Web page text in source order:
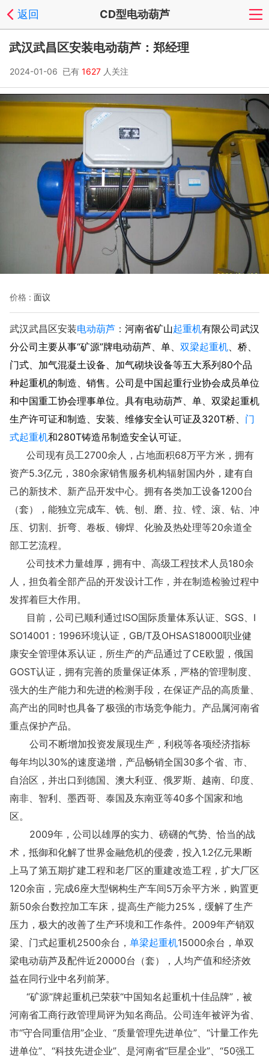
返回 CD型电动葫芦
武汉武昌区安装电动葫芦：郑经理
2024-01-06 已有 1627 人关注
价格 : 面议
武汉武昌区安装电动葫芦 ： 河南省矿山起重机有限公司武汉
分公司主要从事“矿源”牌电动葫芦、单、 双梁起重机、桥、
门式、加气混凝土设备、加气砌块设备等五大系列80个品
种起重机的制造、销售。公司是中国起重行业协会成员单位
和中国重工协会理事单位。具有电动葫芦、单、双梁起重机
生产许可证和制造、安装、维修安全认可证及320T桥、 门
式起重机和280T铸造吊制造安全认可证。
公司现有员工2700余人，占地面积68万平方米，拥有
资产5.3亿元，380余家销售服务机构辐射国内外，建有自
己的新技术、新产品开发中心。拥有各类加工设备1200台
（套），能独立完成车、铣、刨、磨、拉、镗、滚、钻、冲
压、切割、折弯、卷板、铆焊、化验及热处理等20余道全
部工艺流程。
公司技术力量雄厚，拥有中、高级工程技术人员180余
人，担负着全部产品的开发设计工作，并在制造检验过程中
发挥着巨大作用。
目前，公司已顺利通过ISO国际质量体系认证、SGS、I
SO14001：1996环境认证，GB/T及OHSAS18000职业健
康安全管理体系认证，所生产的产品通过了CE欧盟，俄国
GOST认证，拥有完善的质量保证体系，严格的管理制度、
强大的生产能力和先进的检测手段，在保证产品的高质量、
高产出的同时也具备了极强的市场竞争能力。产品属河南省
重点保护产品。
公司不断增加投资发展现生产，利税等各项经济指标
每年均以30%的速度递增，产品畅销全国30多个省、市、
自治区，并出口到德国、澳大利亚、俄罗斯、越南、印度、
南非、智利、墨西哥、泰国及东南亚等40多个国家和地
区。
2009年，公司以雄厚的实力、磅礴的气势、恰当的战
术，抵御和化解了世界金融危机的侵袭，投入1.2亿元果断
上马了第五期扩建工程和老厂区的重建改造工程，扩大厂区
120余亩，完成6座大型钢构生产车间5万余平方米，购置更
新50余台数控加工车床，提高生产能力25%，缓解了生产
压力，极大的改善了生产环境和工作条件。2009年产销双
梁、门式起重机2500余台， 单梁起重机15000余台，单双
梁电动葫芦及配件近20000台（套），人均产值和经济效
益在同行业中名列前茅。
“矿源”牌起重机已荣获“中国知名起重机十佳品牌”，被
河南省工商行政管理局评为知名商品。公司连年被评为省、
市“守合同重信用”企业、“质量管理先进单位”、“计量工作先
进单位”、“科技先进企业”、是河南省“巨星企业”、“50强工